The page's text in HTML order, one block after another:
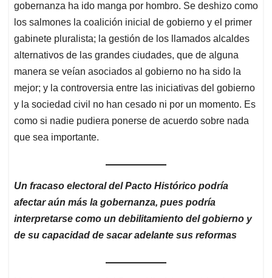
gobernanza ha ido manga por hombro. Se deshizo como
los salmones la coalición inicial de gobierno y el primer
gabinete pluralista; la gestión de los llamados alcaldes
alternativos de las grandes ciudades, que de alguna
manera se veían asociados al gobierno no ha sido la
mejor; y la controversia entre las iniciativas del gobierno
y la sociedad civil no han cesado ni por un momento. Es
como si nadie pudiera ponerse de acuerdo sobre nada
que sea importante.
Un fracaso electoral del Pacto Histórico podría
afectar aún más la gobernanza, pues podría
interpretarse como un debilitamiento del gobierno y
de su capacidad de sacar adelante sus reformas